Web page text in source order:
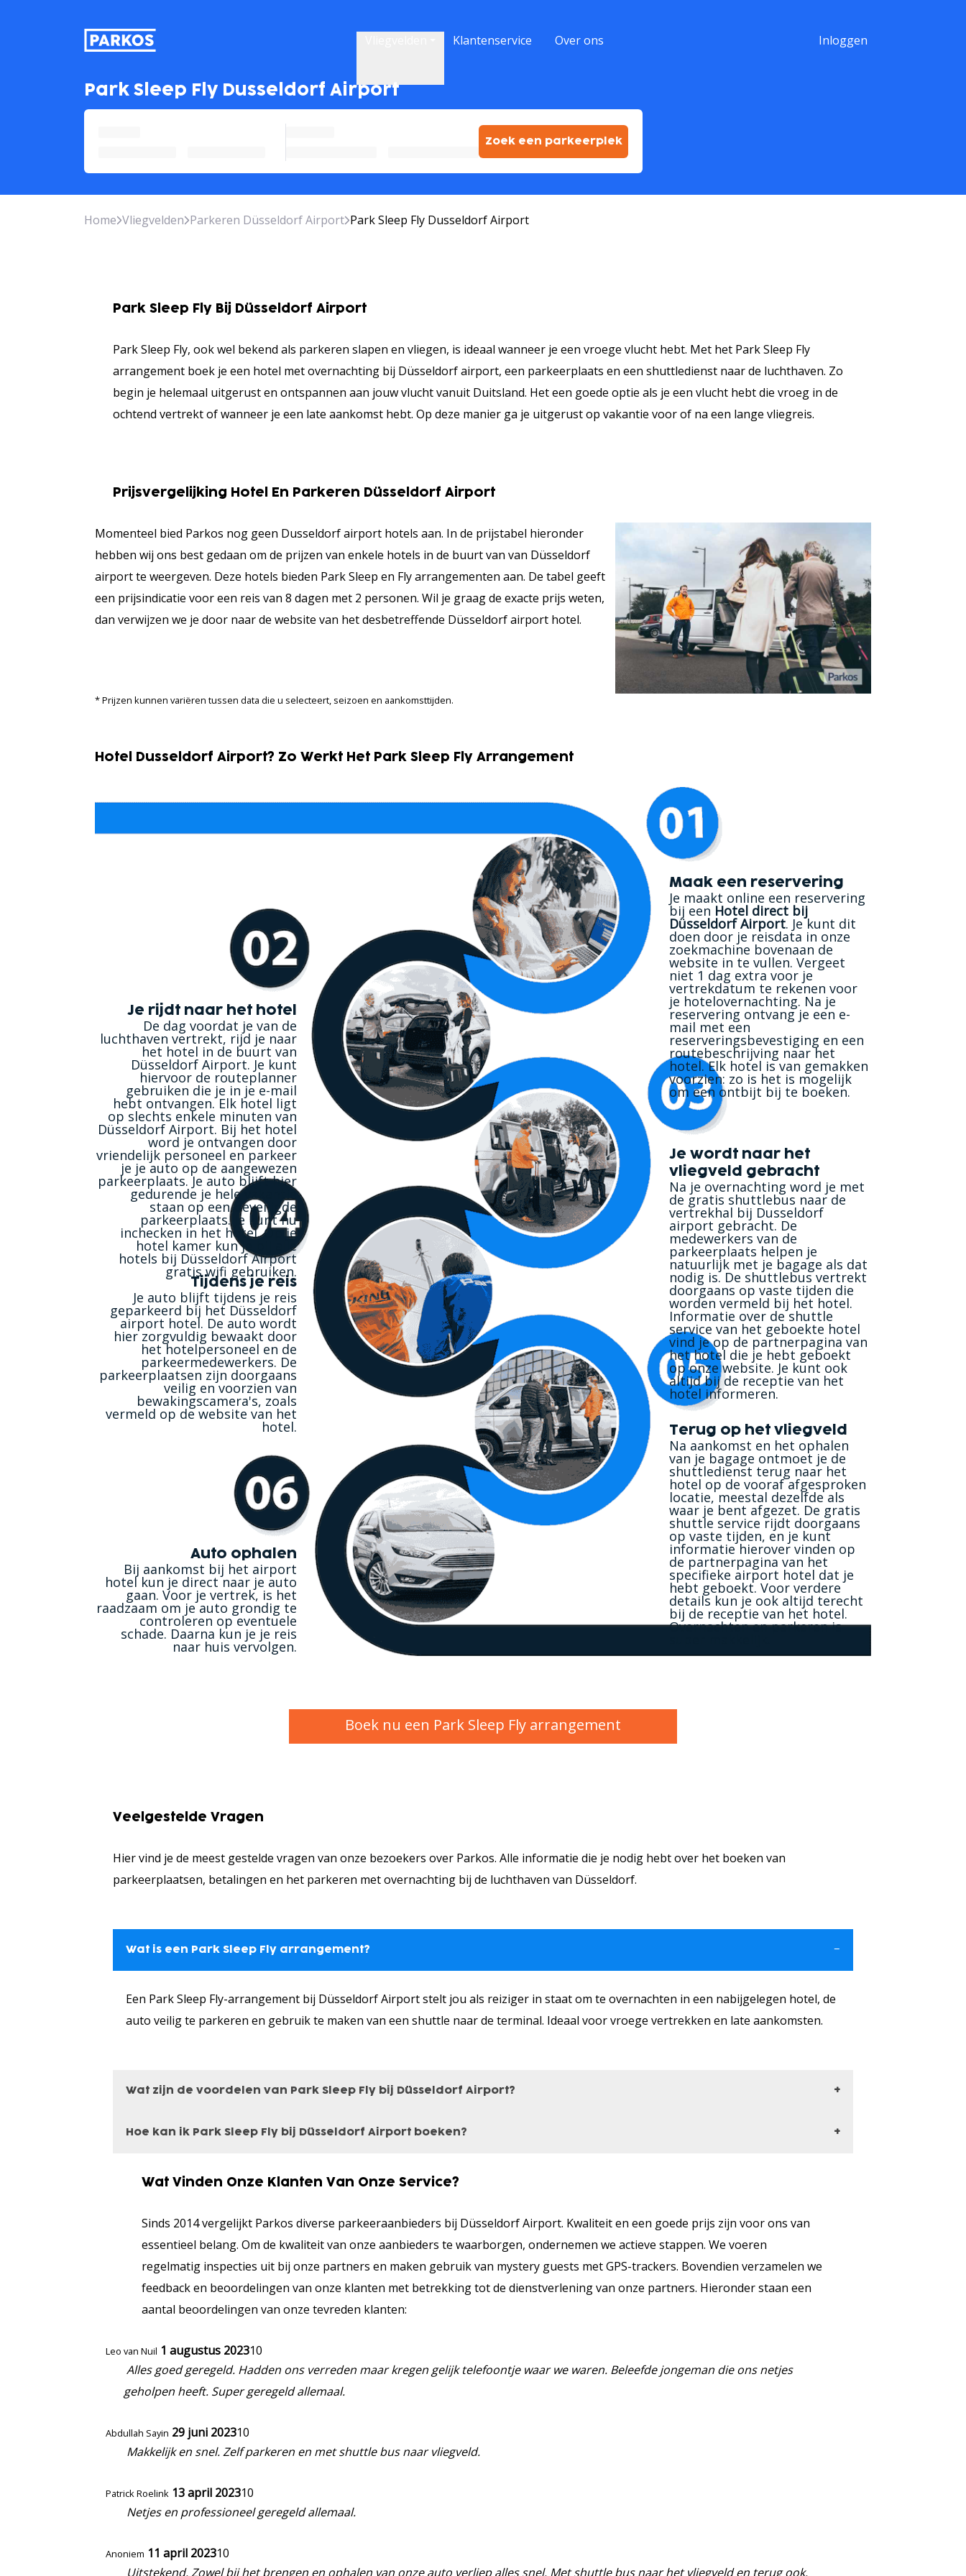
Klantenservice Over ons Inloggen
Park Sleep Fly Dusseldorf Airport
Zoek een parkeerplek
Home Vliegvelden Parkeren Düsseldorf Airport Park Sleep Fly Dusseldorf Airport
Park Sleep Fly Bij Düsseldorf Airport
Park Sleep Fly, ook wel bekend als parkeren slapen en vliegen, is ideaal wanneer je een vroege vlucht hebt. Met het Park Sleep Fly
arrangement boek je een hotel met overnachting bij Düsseldorf airport, een parkeerplaats en een shuttledienst naar de luchthaven. Zo
begin je helemaal uitgerust en ontspannen aan jouw vlucht vanuit Duitsland. Het een goede optie als je een vlucht hebt die vroeg in de
ochtend vertrekt of wanneer je een late aankomst hebt. Op deze manier ga je uitgerust op vakantie voor of na een lange vliegreis.
Prijsvergelijking Hotel En Parkeren Düsseldorf Airport
Momenteel bied Parkos nog geen Dusseldorf airport hotels aan. In de prijstabel hieronder
hebben wij ons best gedaan om de prijzen van enkele hotels in de buurt van van Düsseldorf
airport te weergeven. Deze hotels bieden Park Sleep en Fly arrangementen aan. De tabel geeft
een prijsindicatie voor een reis van 8 dagen met 2 personen. Wil je graag de exacte prijs weten,
dan verwijzen we je door naar de website van het desbetreffende Düsseldorf airport hotel.
* Prijzen kunnen variëren tussen data die u selecteert, seizoen en aankomsttijden.
Hotel Dusseldorf Airport? Zo Werkt Het Park Sleep Fly Arrangement
Maak een reservering
Je maakt online een reservering
bij een Hotel direct bij
Düsseldorf Airport. Je kunt dit
doen door je reisdata in onze
zoekmachine bovenaan de
website in te vullen. Vergeet
niet 1 dag extra voor je
vertrekdatum te rekenen voor
je hotelovernachting. Na je
reservering ontvang je een e-
mail met een
reserveringsbevestiging en een
routebeschrijving naar het
hotel. Elk hotel is van gemakken
voorzien: zo is het is mogelijk
om een ontbijt bij te boeken.
Je rijdt naar het hotel
De dag voordat je van de
luchthaven vertrekt, rijd je naar
het hotel in de buurt van
Düsseldorf Airport. Je kunt
hiervoor de routeplanner
gebruiken die je in je e-mail
hebt ontvangen. Elk hotel ligt
op slechts enkele minuten van
Düsseldorf Airport. Bij het hotel
word je ontvangen door
vriendelijk personeel en parkeer
je je auto op de aangewezen
parkeerplaats. Je auto blijft hier
gedurende je hele vakantie
staan op een beveiligde
parkeerplaats. Je kunt nu
inchecken in het hotel. Op je
hotel kamer kun je bij alle
hotels bij Düsseldorf Airport
gratis wifi gebruiken.
Je wordt naar het
vliegveld gebracht
Na je overnachting word je met
de gratis shuttlebus naar de
vertrekhal bij Dusseldorf
airport gebracht. De
medewerkers van de
parkeerplaats helpen je
natuurlijk met je bagage als dat
nodig is. De shuttlebus vertrekt
doorgaans op vaste tijden die
worden vermeld bij het hotel.
Informatie over de shuttle
service van het geboekte hotel
vind je op de partnerpagina van
het hotel die je hebt geboekt
op onze website. Je kunt ook
altijd bij de receptie van het
hotel informeren.
Tijdens je reis
Je auto blijft tijdens je reis
geparkeerd bij het Düsseldorf
airport hotel. De auto wordt
hier zorgvuldig bewaakt door
het hotelpersoneel en de
parkeermedewerkers. De
parkeerplaatsen zijn doorgaans
veilig en voorzien van
bewakingscamera's, zoals
vermeld op de website van het
hotel. Terug op het vliegveld
Na aankomst en het ophalen
van je bagage ontmoet je de
shuttledienst terug naar het
hotel op de vooraf afgesproken
locatie, meestal dezelfde als
waar je bent afgezet. De gratis
shuttle service rijdt doorgaans
op vaste tijden, en je kunt
informatie hierover vinden op
de partnerpagina van het
specifieke airport hotel dat je
hebt geboekt. Voor verdere
details kun je ook altijd terecht
bij de receptie van het hotel.
Overnachten en parkeren is
Auto ophalen
Bij aankomst bij het airport
hotel kun je direct naar je auto
gaan. Voor je vertrek, is het
raadzaam om je auto grondig te
controleren op eventuele
schade. Daarna kun je je reis
naar huis vervolgen.
Boek nu een Park Sleep Fly arrangement
Veelgestelde Vragen
Hier vind je de meest gestelde vragen van onze bezoekers over Parkos. Alle informatie die je nodig hebt over het boeken van
parkeerplaatsen, betalingen en het parkeren met overnachting bij de luchthaven van Düsseldorf.
Wat is een Park Sleep Fly arrangement?
Een Park Sleep Fly-arrangement bij Düsseldorf Airport stelt jou als reiziger in staat om te overnachten in een nabijgelegen hotel, de
auto veilig te parkeren en gebruik te maken van een shuttle naar de terminal. Ideaal voor vroege vertrekken en late aankomsten.
Wat zijn de voordelen van Park Sleep Fly bij Düsseldorf Airport?
Park Sleep Fly bij Düsseldorf Airport biedt voordelen. Het bespaart tijd en stress door nachtelijk rijden en problemen met parkeren
Hoe kan ik Park Sleep Fly bij Düsseldorf Airport boeken?
Voor Düsseldorf Airport kun je makkelijk een Park Sleep Fly-arrangement boeken via onze website. Ga naar onze website, zoek naar
zorgvuldig om je boeking te voltooien.
Wat Vinden Onze Klanten Van Onze Service?
Sinds 2014 vergelijkt Parkos diverse parkeeraanbieders bij Düsseldorf Airport. Kwaliteit en een goede prijs zijn voor ons van
essentieel belang. Om de kwaliteit van onze aanbieders te waarborgen, ondernemen we actieve stappen. We voeren
regelmatig inspecties uit bij onze partners en maken gebruik van mystery guests met GPS-trackers. Bovendien verzamelen we
feedback en beoordelingen van onze klanten met betrekking tot de dienstverlening van onze partners. Hieronder staan een
aantal beoordelingen van onze tevreden klanten:
Leo van Nuil 1 augustus 202310
Alles goed geregeld. Hadden ons verreden maar kregen gelijk telefoontje waar we waren. Beleefde jongeman die ons netjes
geholpen heeft. Super geregeld allemaal.
Abdullah Sayin 29 juni 202310
Makkelijk en snel. Zelf parkeren en met shuttle bus naar vliegveld.
Patrick Roelink 13 april 202310
Netjes en professioneel geregeld allemaal.
Anoniem 11 april 202310
Uitstekend. Zowel bij het brengen en ophalen van onze auto verliep alles snel. Met shuttle bus naar het vliegveld en terug ook.